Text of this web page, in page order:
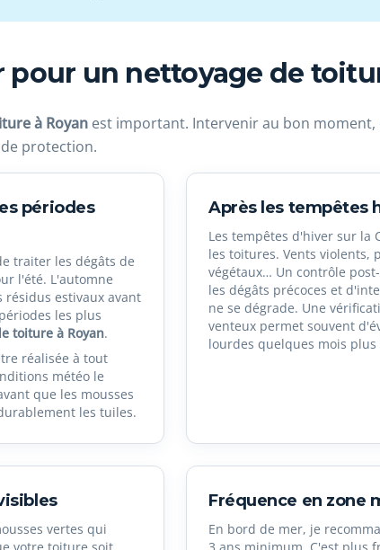
un nettoyage de
à Royan est important. Intervenir au bon
protection.
périodes
traiter les dégâts de
l'été. L'automne
résidus estivaux avant
les plus
toiture à Royan.
réalisée à tout
météo le
que les mousses
les tuiles.
Après les tempêtes
Les tempêtes d'hiver sur la
les toitures. Vents violents,
végétaux… Un contrôle
les dégâts précoces et
ne se dégrade. Une
venteux permet souvent
lourdes quelques mois plus
vertes qui
Fréquence en zone
En bord de mer, je